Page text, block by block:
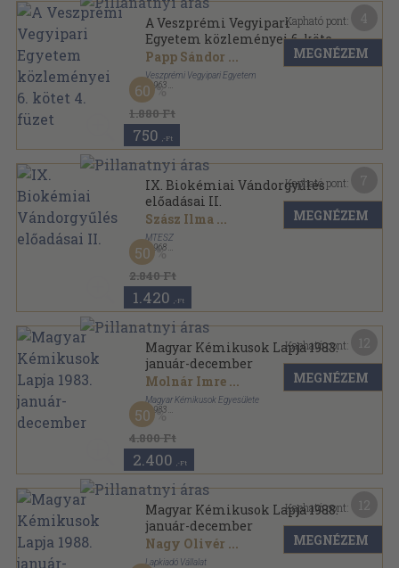
A Veszprémi Vegyipari
Egyetem közleményei 6. kötet
4. füzet
Papp Sándor ...
Veszprémi Vegyipari Egyetem
, 1963
Ragasztott papírkötés
A Veszprémi Vegyipari Egyetem közleményei
sorozat
1.880 Ft
60
750 ,-Ft
Kapható pont:
MEGNÉZEM
IX. Biokémiai Vándorgyűlés
előadásai II.
Szász Ilma ...
MTESZ
, 1968
Tűzött kötés
2.840 Ft
50
1.420 ,-Ft
Kapható pont:
MEGNÉZEM
Magyar Kémikusok Lapja 1983.
január-december
Molnár Imre ...
Magyar Kémikusok Egyesülete
, 1983
Ragasztott papírkötés
Magyar Kémikusok Lapja sorozat
4.800 Ft
50
2.400 ,-Ft
Kapható pont:
MEGNÉZEM
Magyar Kémikusok Lapja 1988.
január-december
Nagy Olivér ...
Lapkiadó Vállalat
Kapható pont:
MEGNÉZEM